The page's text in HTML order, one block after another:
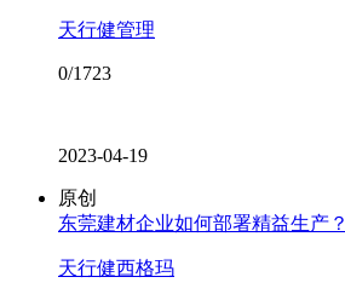
天行健管理
0/1723
2023-04-19
原创
东莞建材企业如何部署精益生产？
天行健西格玛